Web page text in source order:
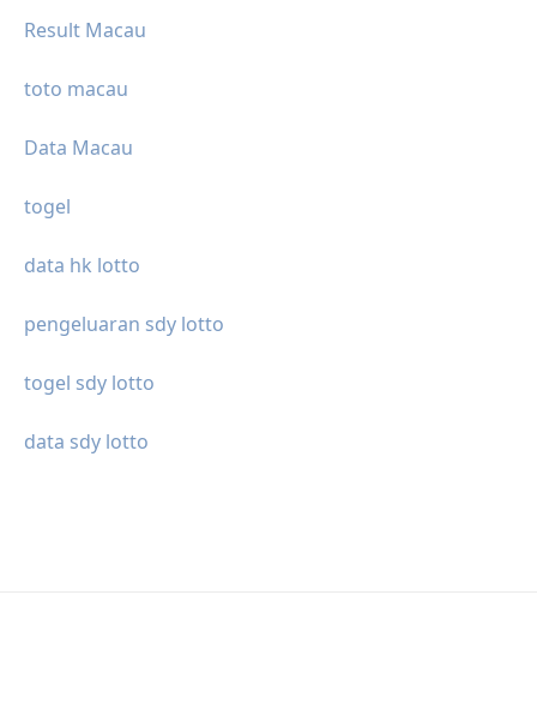
Result Macau
toto macau
Data Macau
togel
data hk lotto
pengeluaran sdy lotto
togel sdy lotto
data sdy lotto